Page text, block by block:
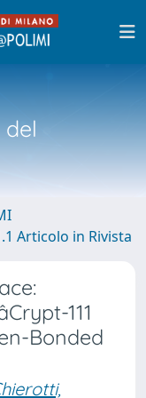
del
Articolo in Rivista
111
Bonded